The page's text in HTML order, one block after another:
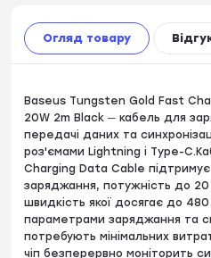
Огляд товару
Baseus Tungsten Gold Fast
20W 2m Black ─ кабель для
передачі даних та
роз'ємами Lightning і Type-
Charging Data Cable
заряджання, потужність до
швидкість якої досягає до
параметрами заряджання та
потребують мінімальних
чіп безперервно моніторить